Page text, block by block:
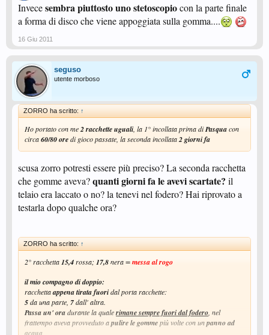
Invecesembra piuttosto uno stetoscopiocon la parte finale
a forma di disco che viene appoggiata sulla gomma....
16 Giu 2011
seguso
utente morboso
ZORRO ha scritto: ↑
Ho portato con me2 racchette uguali , la 1° incollata prima diPasquacon
circa60/80 oredi gioco passate, la seconda incollata2 giorni fa
scusa zorro potresti essere più preciso? La seconda racchetta
che gomme aveva?quanti giorni fa le avevi scartate? il
telaio era laccato o no? la tenevi nel fodero? Hai riprovato a
testarla dopo qualche ora?
ZORRO ha scritto: ↑
2° racchetta15,4rossa; 17,8nera =messa al rogo
il mio compagno di doppio:
racchettaappena tirata fuoridal porta racchette:
5da una parte, 7dall' altra.
Passa un' oradurante la qualerimane sempre fuori dal fodero , nel
frattempo aveva provveduto apulire le gommepiù volte con unpanno ad
acqua